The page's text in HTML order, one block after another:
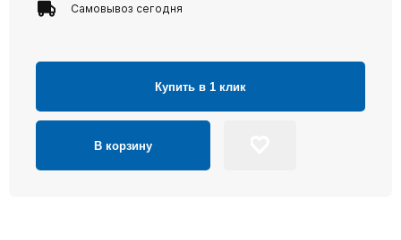
Самовывоз сегодня
Купить в 1 клик
В корзину